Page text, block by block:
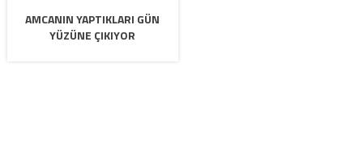
AMCANIN YAPTIKLARI GÜN
YÜZÜNE ÇIKIYOR